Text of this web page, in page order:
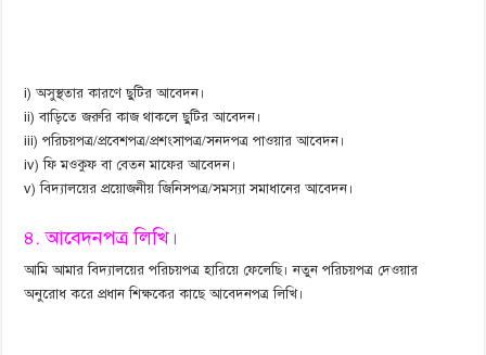
i) অসুস্থতার কারণে ছুটির আবেদন।
ii) বাড়িতে জরুরি কাজ থাকলে ছুটির আবেদন।
iii) পরিচয়পত্র/প্রবেশপত্র/প্রশংসাপত্র/সনদপত্র পাওয়ার আবেদন।
iv) ফি মওকুফ বা বেতন মাফের আবেদন।
v) বিদ্যালয়ের প্রয়োজনীয় জিনিসপত্র/সমস্যা সমাধানের আবেদন।
৪. আবেদনপত্র লিখি।
আমি আমার বিদ্যালয়ের পরিচয়পত্র হারিয়ে ফেলেছি। নতুন পরিচয়পত্র দেওয়ার
অনুরোধ করে প্রধান শিক্ষকের কাছে আবেদনপত্র লিখি।